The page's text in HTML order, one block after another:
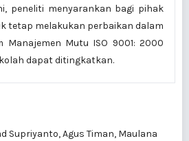
peneliti menyarankan bagi pihak
tetap melakukan perbaikan dalam
Manajemen Mutu ISO 9001: 2000
dapat ditingkatkan.
Supriyanto, Agus Timan, Maulana